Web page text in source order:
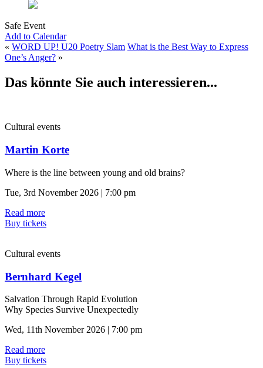
Safe Event
Add to Calendar
« WORD UP! U20 Poetry Slam What is the Best Way to Express
One’s Anger? »
Das könnte Sie auch interessieren...
Cultural events
Martin Korte
Where is the line between young and old brains?
Tue, 3rd November 2026 | 7:00 pm
Read more
Buy tickets
Cultural events
Bernhard Kegel
Salvation Through Rapid Evolution
Why Species Survive Unexpectedly
Wed, 11th November 2026 | 7:00 pm
Read more
Buy tickets